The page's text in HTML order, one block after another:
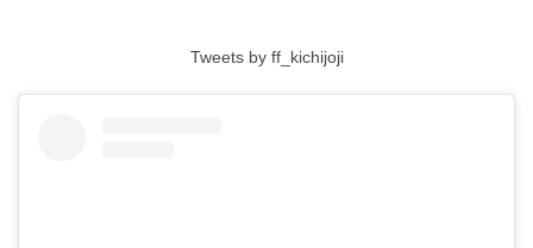
Tweets by ff_kichijoji